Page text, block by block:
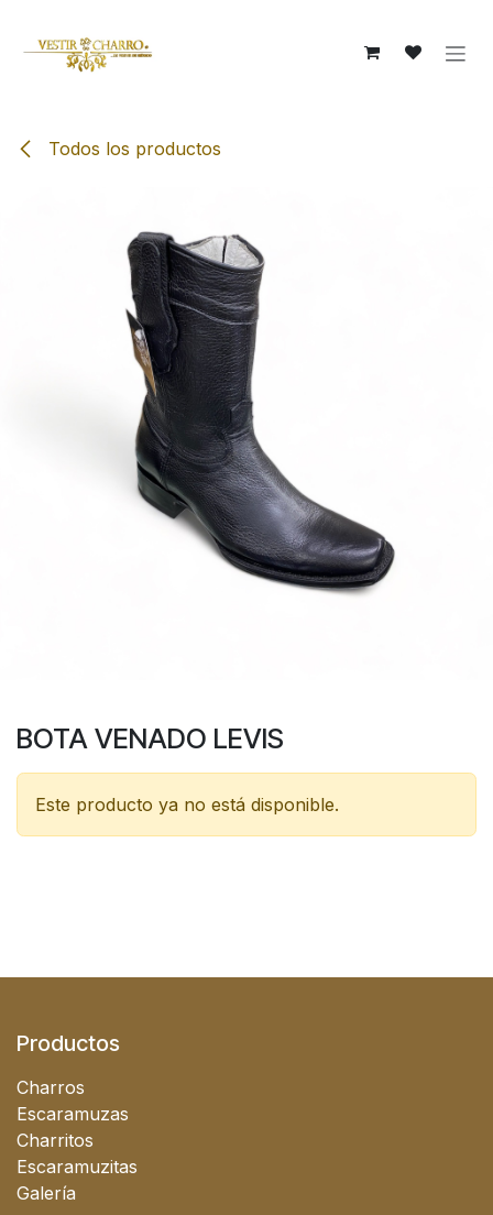
Todos los productos
BOTA VENADO LEVIS
Este producto ya no está disponible.
Productos
Charros
Escaramuzas
Charritos
Escaramuzitas
Galería